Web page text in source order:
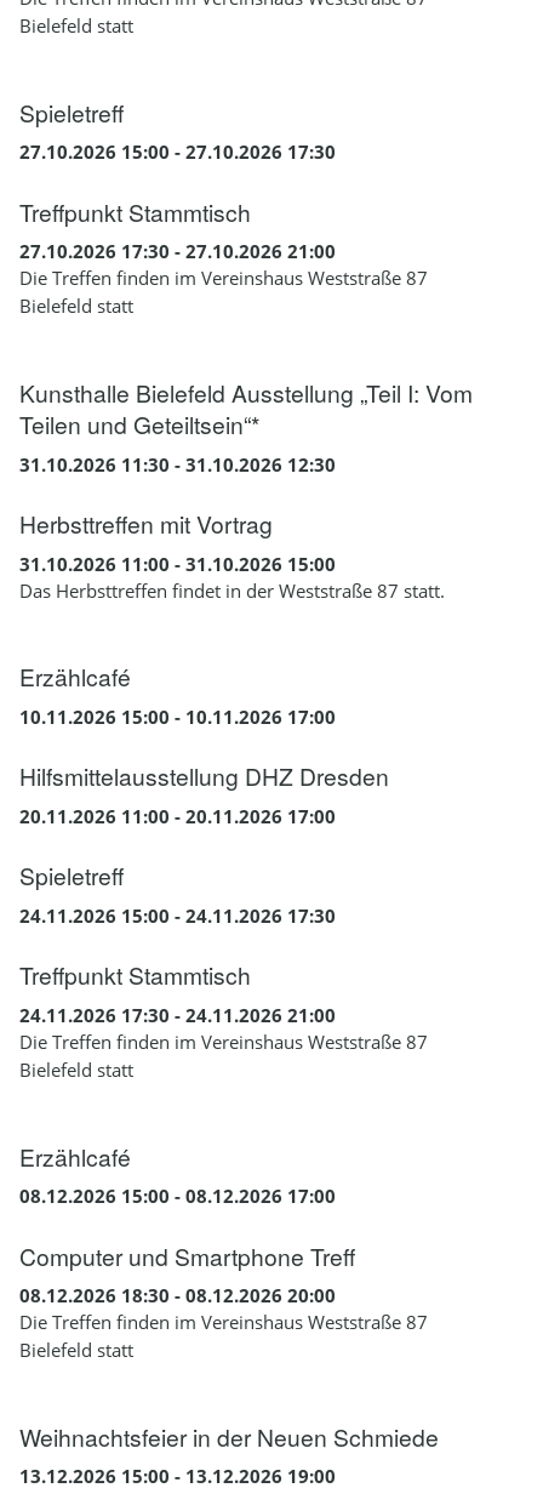
Bielefeld statt
Spieletreff
27.10.2026 15:00 - 27.10.2026 17:30
Treffpunkt Stammtisch
27.10.2026 17:30 - 27.10.2026 21:00
Die Treffen finden im Vereinshaus Weststraße 87
Bielefeld statt
Kunsthalle Bielefeld Ausstellung „Teil I: Vom
Teilen und Geteiltsein“*
31.10.2026 11:30 - 31.10.2026 12:30
Herbsttreffen mit Vortrag
31.10.2026 11:00 - 31.10.2026 15:00
Das Herbsttreffen findet in der Weststraße 87 statt.
Erzählcafé
10.11.2026 15:00 - 10.11.2026 17:00
Hilfsmittelausstellung DHZ Dresden
20.11.2026 11:00 - 20.11.2026 17:00
Spieletreff
24.11.2026 15:00 - 24.11.2026 17:30
Treffpunkt Stammtisch
24.11.2026 17:30 - 24.11.2026 21:00
Die Treffen finden im Vereinshaus Weststraße 87
Bielefeld statt
Erzählcafé
08.12.2026 15:00 - 08.12.2026 17:00
Computer und Smartphone Treff
08.12.2026 18:30 - 08.12.2026 20:00
Die Treffen finden im Vereinshaus Weststraße 87
Bielefeld statt
Weihnachtsfeier in der Neuen Schmiede
13.12.2026 15:00 - 13.12.2026 19:00